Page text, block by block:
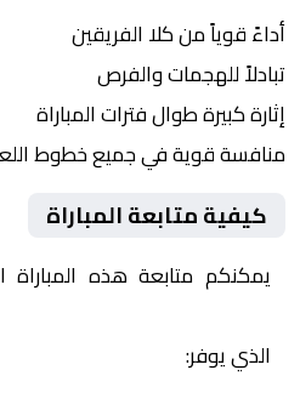
أداءً قوياً من كلا الفريقين
تبادلاً للهجمات والفرص
إثارة كبيرة طوال فترات المباراة
منافسة قوية في جميع خطوط
كيفية متابعة المباراة
يمكنكم متابعة هذه المباراة
الذي يوفر: